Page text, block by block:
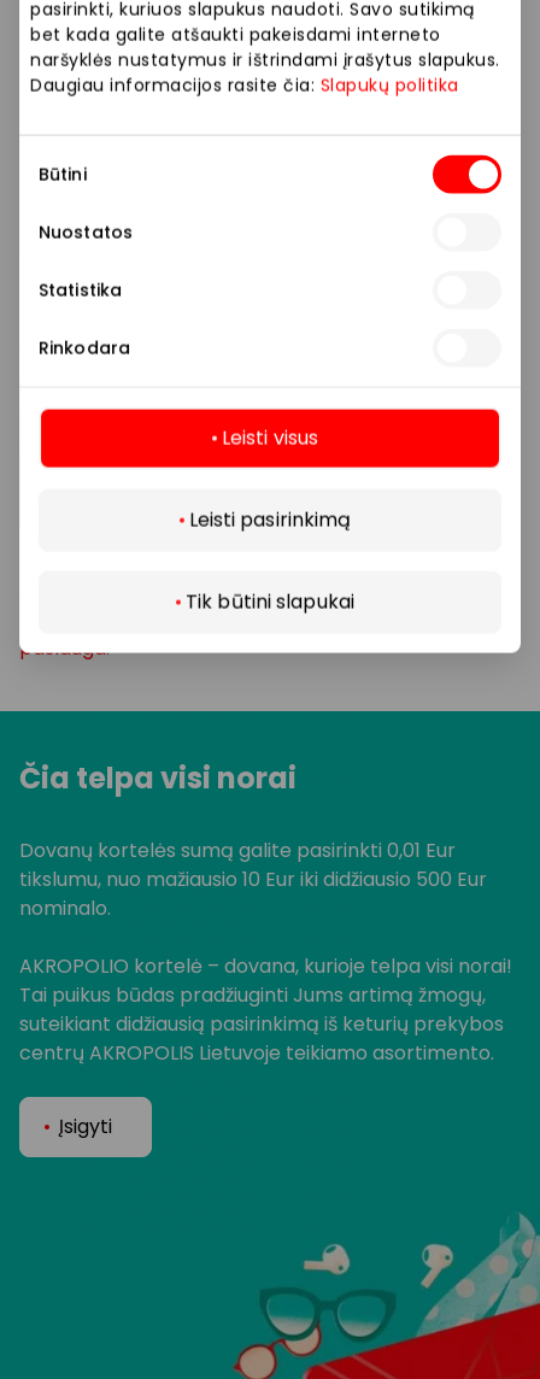
pasirinkti, kuriuos slapukus naudoti. Savo sutikimą
bet kada galite atšaukti pakeisdami interneto
naršyklės nustatymus ir ištrindami įrašytus slapukus.
Daugiau informacijos rasite čia: Slapukų politika
pasirinkimas
Būtini
Nuostatos
Statistika
Rinkodara
Leisti visus
Leisti pasirinkimą
Tik būtini slapukai
nurodytas parduotuves ir paslaugų teikėjus.
Jūsų patogumui į visus klausimus, susijusius su
+370 5 205 2099 arba el. paštusales@geradovana.lt.
Konsultacijos telefonu teikiamos darbo dienomis 8–
18 val., savaitgaliais bei švenčių dienomis 10–18 val.
Dovanų kortelė juridiniams asmenims
Dovanų kortelės galiojimas
Patikrinti dovanų kortelės likutį ir galiojimą galima
AKROPOLIS dovanų kortelės galiojimo laikas gali būti
„Gera dovana“ savitarnos
paslauga.
Čia telpa visi norai
Dovanų kortelės sumą galite pasirinkti 0,01 Eur
tikslumu, nuo mažiausio 10 Eur iki didžiausio 500 Eur
nominalo.
AKROPOLIO kortelė – dovana, kurioje telpa visi norai!
Tai puikus būdas pradžiuginti Jums artimą žmogų,
suteikiant didžiausią pasirinkimą iš keturių prekybos
centrų AKROPOLIS Lietuvoje teikiamo asortimento.
Įsigyti
Daugiau